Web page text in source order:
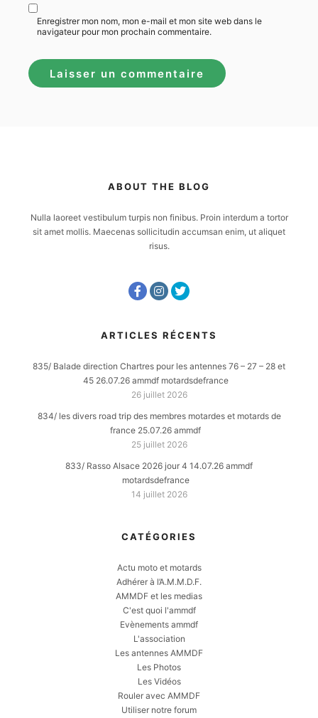
Enregistrer mon nom, mon e-mail et mon site web dans le
navigateur pour mon prochain commentaire.
ABOUT THE BLOG
Nulla laoreet vestibulum turpis non finibus. Proin interdum a tortor
sit amet mollis. Maecenas sollicitudin accumsan enim, ut aliquet
risus.
ARTICLES RÉCENTS
835/ Balade direction Chartres pour les antennes 76 – 27 – 28 et
45 26.07.26 ammdf motardsdefrance
26 juillet 2026
834/ les divers road trip des membres motardes et motards de
france 25.07.26 ammdf
25 juillet 2026
833/ Rasso Alsace 2026 jour 4 14.07.26 ammdf
motardsdefrance
14 juillet 2026
CATÉGORIES
Actu moto et motards
Adhérer à l’A.M.M.D.F.
AMMDF et les medias
C'est quoi l'ammdf
Evènements ammdf
L'association
Les antennes AMMDF
Les Photos
Les Vidéos
Rouler avec AMMDF
Utiliser notre forum